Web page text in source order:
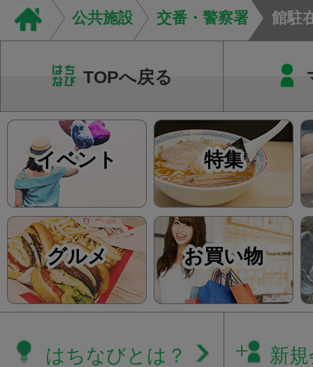
います。必要に応じ
ン・CT・MRIなどの
公共施設 交番・警察署 館駐
TOPへ戻る
イベント 特集
グルメ お買い物
はちなびとは？ 新